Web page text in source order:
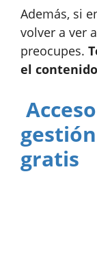
Además, si
volver a ver
preocupes.
el contenido
gratis